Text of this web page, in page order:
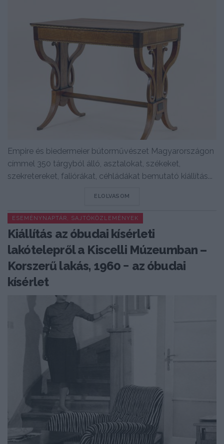
Empire és biedermeier bútorművészet Magyarországon
címmel 350 tárgyból álló, asztalokat, székeket,
szekretereket, faliórákat, céhládákat bemutató kiállítás...
ELOLVASOM
ESEMÉNYNAPTÁR, SAJTÓKÖZLEMÉNYEK
Kiállítás az óbudai kísérleti
lakótelepről a Kiscelli Múzeumban –
Korszerű lakás, 1960 − az óbudai
kísérlet